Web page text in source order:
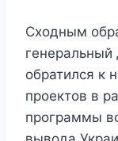
Сходным
генеральный
обратился к
проектов в
программы